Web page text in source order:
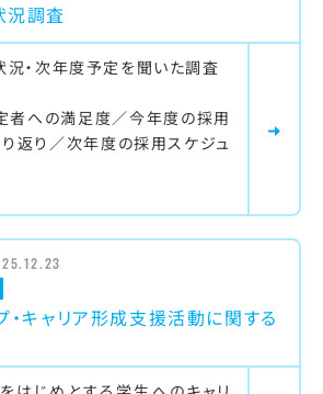
況調査
・次年度予定を聞いた調査
者への満足度／今年度の採用
返り／次年度の採用スケジュ
・キャリア形成支援活動に関する